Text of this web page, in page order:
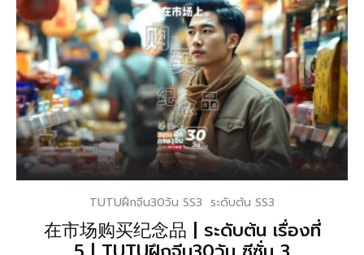
TUTUฝึกจีน30วัน SS3 ระดับต้น SS3
在市场购买纪念品 | ระดับต้น เรื่องที่